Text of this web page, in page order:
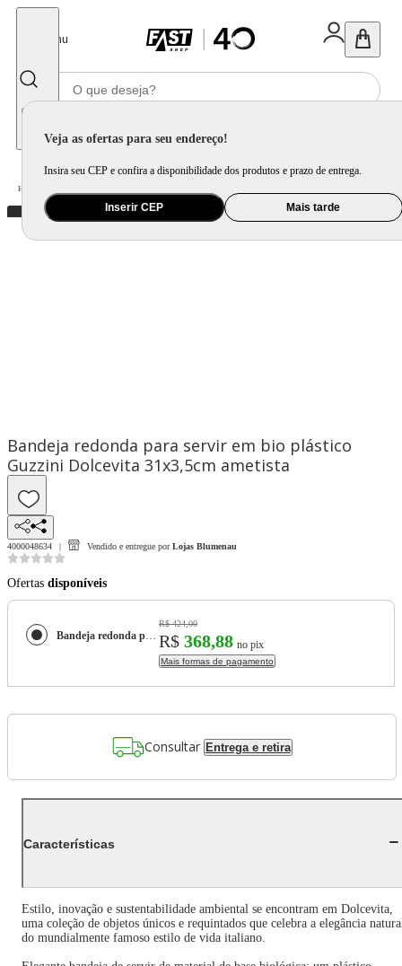
Menu
Veja as ofertas para seu endereço!
Insira seu CEP e confira a disponibilidade dos produtos e prazo de entrega.
Inserir CEP Mais tarde
Home
Bandeja redonda para servir em bio plástico
Guzzini Dolcevita 31x3,5cm ametista
4000048634 Vendido e entregue por Lojas Blumenau
Ofertas disponíveis
Bandeja redonda para servir em bio plástico Guzzini Dolcevita 31x3,5cm ametista
R$ 424,00
R$ 368,88 no pix
Mais formas de pagamento
Consultar Entrega e retira
Características
Estilo, inovação e sustentabilidade ambiental se encontram em Dolcevita,
uma coleção de objetos únicos e requintados que celebra a elegância
do mundialmente famoso estilo de vida italiano.